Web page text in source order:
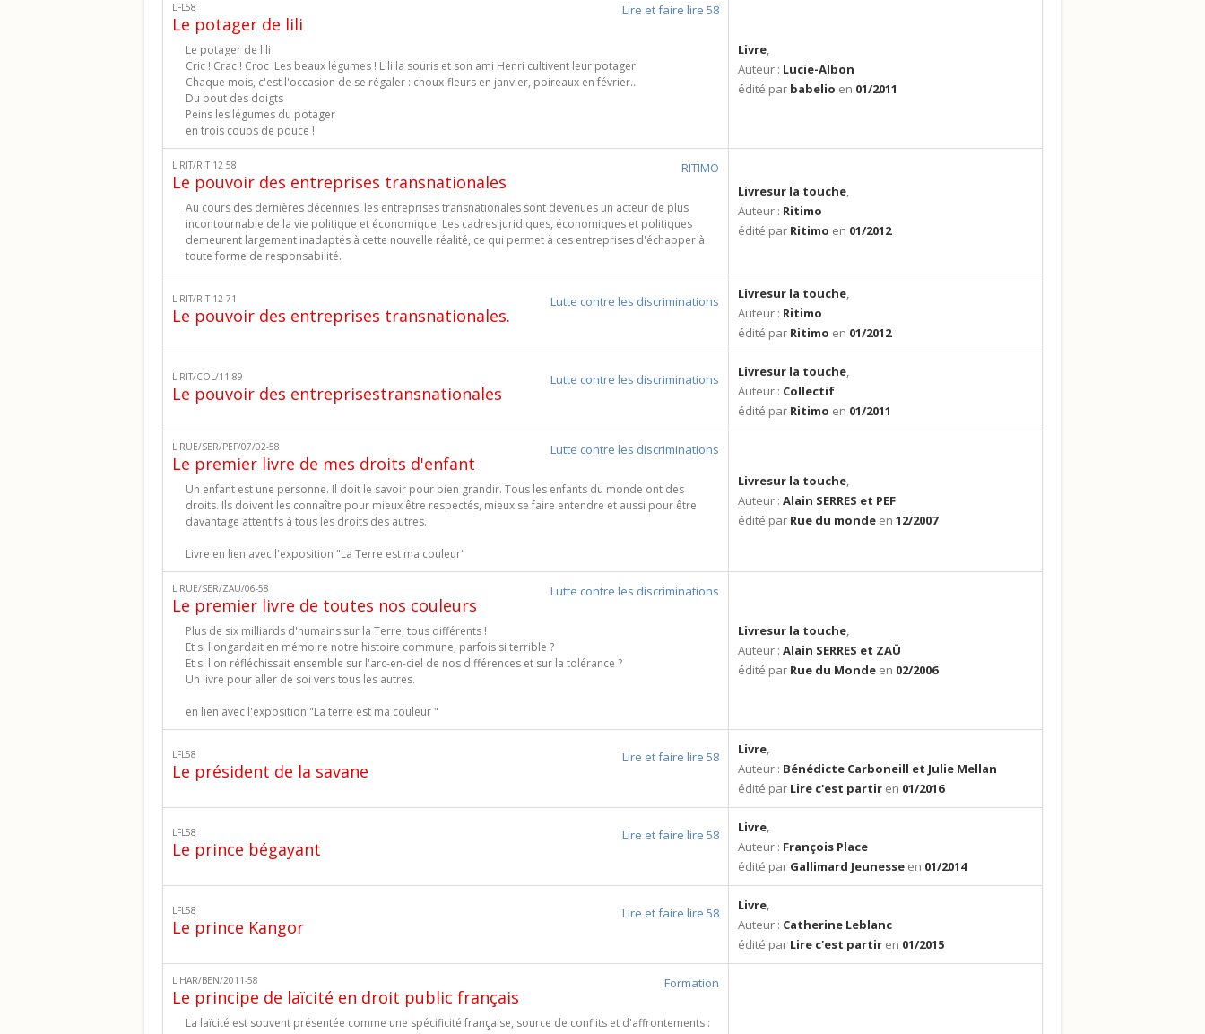
Lire et faire lire 58
LFL58
Le potager de lili
Le potager de lili
Cric ! Crac ! Croc !Les beaux légumes ! Lili la souris et son ami Henri cultivent leur potager.
Chaque mois, c'est l'occasion de se régaler : choux-fleurs en janvier, poireaux en février...
Du bout des doigts
Peins les légumes du potager
en trois coups de pouce !
Livre,
Auteur : Lucie-Albon
édité par babelio en 01/2011
RITIMO
L RIT/RIT 12 58
Le pouvoir des entreprises transnationales
Au cours des dernières décennies, les entreprises transnationales sont devenues un acteur de plus
incontournable de la vie politique et économique. Les cadres juridiques, économiques et politiques
demeurent largement inadaptés à cette nouvelle réalité, ce qui permet à ces entreprises d'échapper à
toute forme de responsabilité.
Livresur la touche,
Auteur : Ritimo
édité par Ritimo en 01/2012
Lutte contre les discriminations
L RIT/RIT 12 71
Le pouvoir des entreprises transnationales.
Livresur la touche,
Auteur : Ritimo
édité par Ritimo en 01/2012
Lutte contre les discriminations
L RIT/COL/11-89
Le pouvoir des entreprisestransnationales
Livresur la touche,
Auteur : Collectif
édité par Ritimo en 01/2011
Lutte contre les discriminations
L RUE/SER/PEF/07/02-58
Le premier livre de mes droits d'enfant
Un enfant est une personne. Il doit le savoir pour bien grandir. Tous les enfants du monde ont des
droits. Ils doivent les connaître pour mieux être respectés, mieux se faire entendre et aussi pour être
davantage attentifs à tous les droits des autres.
Livre en lien avec l'exposition "La Terre est ma couleur"
Livresur la touche,
Auteur : Alain SERRES et PEF
édité par Rue du monde en 12/2007
Lutte contre les discriminations
L RUE/SER/ZAU/06-58
Le premier livre de toutes nos couleurs
Plus de six milliards d'humains sur la Terre, tous différents !
Et si l'ongardait en mémoire notre histoire commune, parfois si terrible ?
Et si l'on réfléchissait ensemble sur l'arc-en-ciel de nos différences et sur la tolérance ?
Un livre pour aller de soi vers tous les autres.
en lien avec l'exposition "La terre est ma couleur "
Livresur la touche,
Auteur : Alain SERRES et ZAÜ
édité par Rue du Monde en 02/2006
Lire et faire lire 58
LFL58
Le président de la savane
Livre,
Auteur : Bénédicte Carboneill et Julie Mellan
édité par Lire c'est partir en 01/2016
Lire et faire lire 58
LFL58
Le prince bégayant
Livre,
Auteur : François Place
édité par Gallimard Jeunesse en 01/2014
Lire et faire lire 58
LFL58
Le prince Kangor
Livre,
Auteur : Catherine Leblanc
édité par Lire c'est partir en 01/2015
Formation
L HAR/BEN/2011-58
Le principe de laïcité en droit public français
La laïcité est souvent présentée comme une spécificité française, source de conflits et d'affrontements :